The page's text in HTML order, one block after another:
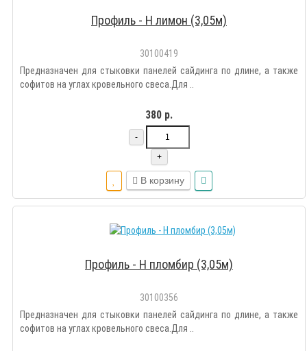
Профиль - Н лимон (3,05м)
30100419
Предназначен для стыковки панелей сайдинга по длине, а также
софитов на углах кровельного свеса.Для ..
380 р.
-
+
В корзину
Профиль - Н пломбир (3,05м)
30100356
Предназначен для стыковки панелей сайдинга по длине, а также
софитов на углах кровельного свеса.Для ..